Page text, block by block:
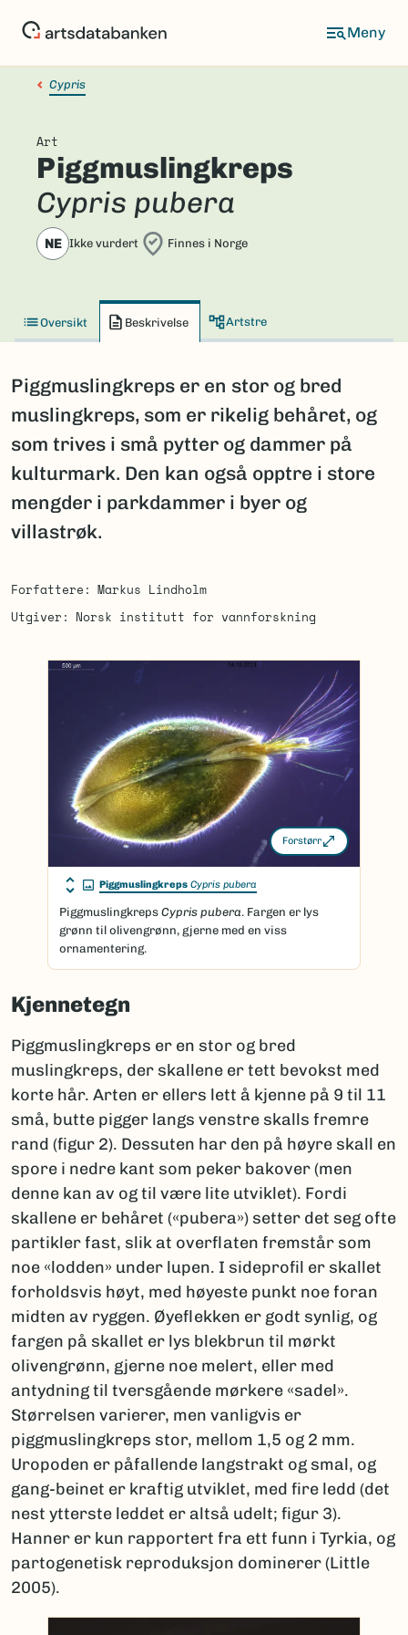
Cypris
Art
Piggmuslingkreps
Cypris pubera
NE Ikke vurdert Finnes i Norge
Oversikt Beskrivelse Artstre
Piggmuslingkreps er en stor og bred
muslingkreps, som er rikelig behåret, og
som trives i små pytter og dammer på
kulturmark. Den kan også opptre i store
mengder i parkdammer i byer og
villastrøk.
Forfattere
Markus Lindholm
Utgiver
Norsk institutt for vannforskning
Forstørr
Piggmuslingkreps Cypris pubera
Piggmuslingkreps Cypris pubera. Fargen er lys
grønn til olivengrønn, gjerne med en viss
ornamentering.
Kjennetegn
Piggmuslingkreps er en stor og bred
muslingkreps, der skallene er tett bevokst med
korte hår. Arten er ellers lett å kjenne på 9 til 11
små, butte pigger langs venstre skalls fremre
rand (figur 2). Dessuten har den på høyre skall en
spore i nedre kant som peker bakover (men
denne kan av og til være lite utviklet). Fordi
skallene er behåret («pubera») setter det seg ofte
partikler fast, slik at overflaten fremstår som
noe «lodden» under lupen. I sideprofil er skallet
forholdsvis høyt, med høyeste punkt noe foran
midten av ryggen. Øyeflekken er godt synlig, og
fargen på skallet er lys blekbrun til mørkt
olivengrønn, gjerne noe melert, eller med
antydning til tversgående mørkere «sadel».
Størrelsen varierer, men vanligvis er
piggmuslingkreps stor, mellom 1,5 og 2 mm.
Uropoden er påfallende langstrakt og smal, og
gang-beinet er kraftig utviklet, med fire ledd (det
nest ytterste leddet er altså udelt; figur 3).
Hanner er kun rapportert fra ett funn i Tyrkia, og
partogenetisk reproduksjon dominerer (Little
2005).